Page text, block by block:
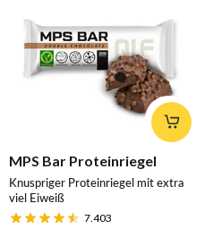
MPS Bar Proteinriegel
Knuspriger Proteinriegel mit extra
viel Eiweiß
7.403